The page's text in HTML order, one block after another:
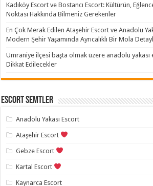
Kadıköy Escort ve Bostancı Escort: Kültürün,
Noktası Hakkında Bilmeniz Gerekenler
En Çok Merak Edilen Ataşehir Escort ve Anadolu
Modern Şehir Yaşamında Ayrıcalıklı Bir Mola
Ümraniye ilçesi başta olmak üzere anadolu yakası
Dikkat Edilecekler
Escort Semtler
Anadolu Yakası Escort
Ataşehir Escort
Gebze Escort
Kartal Escort
Kaynarca Escort